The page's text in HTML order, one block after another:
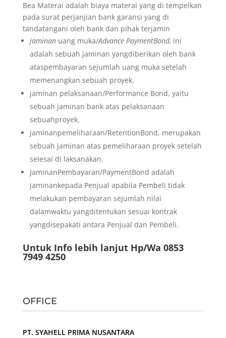
Bea Materai adalah biaya materai yang di tempelkan
pada surat perjanjian bank garansi yang di
tandatangani oleh bank dan pihak terjamin
jaminan uang muka/Advance PaymentBond, ini
adalah sebuah jaminan yangdiberikan oleh bank
ataspembayaran sejumlah uang muka setelah
memenangkan sebuah proyek.
jaminan pelaksanaan/Performance Bond, yaitu
sebuah jaminan bank atas pelaksanaan
sebuahproyek.
jaminanpemeliharaan/RetentionBond, merupakan
sebuah jaminan atas pemeliharaan proyek setelah
selesai di laksanakan.
JaminanPembayaran/PaymentBond adalah
jaminankepada Penjual apabila Pembeli tidak
melakukan pembayaran sejumlah nilai
dalamwaktu yangditentukan sesuai kontrak
yangdisepakati antara Penjual dan Pembeli.
Untuk Info lebih lanjut Hp/Wa 0853
7949 4250
OFFICE
PT. SYAHELL PRIMA NUSANTARA